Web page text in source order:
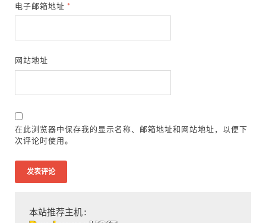
电子邮箱地址 *
网站地址
在此浏览器中保存我的显示名称、邮箱地址和网站地址，以便下
次评论时使用。